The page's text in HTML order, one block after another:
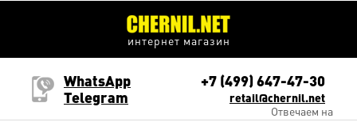
интернет магазин
WhatsApp
Telegram
retail@chernil.net
+7 (499) 647-47-30
Отвечаем на